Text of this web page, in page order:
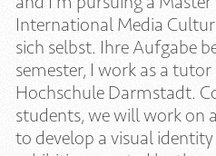
International Media
sich selbst. Ihre Aufgabe
semester, I work as a
Hochschule Darmstadt.
students, we will work on
to develop a visual